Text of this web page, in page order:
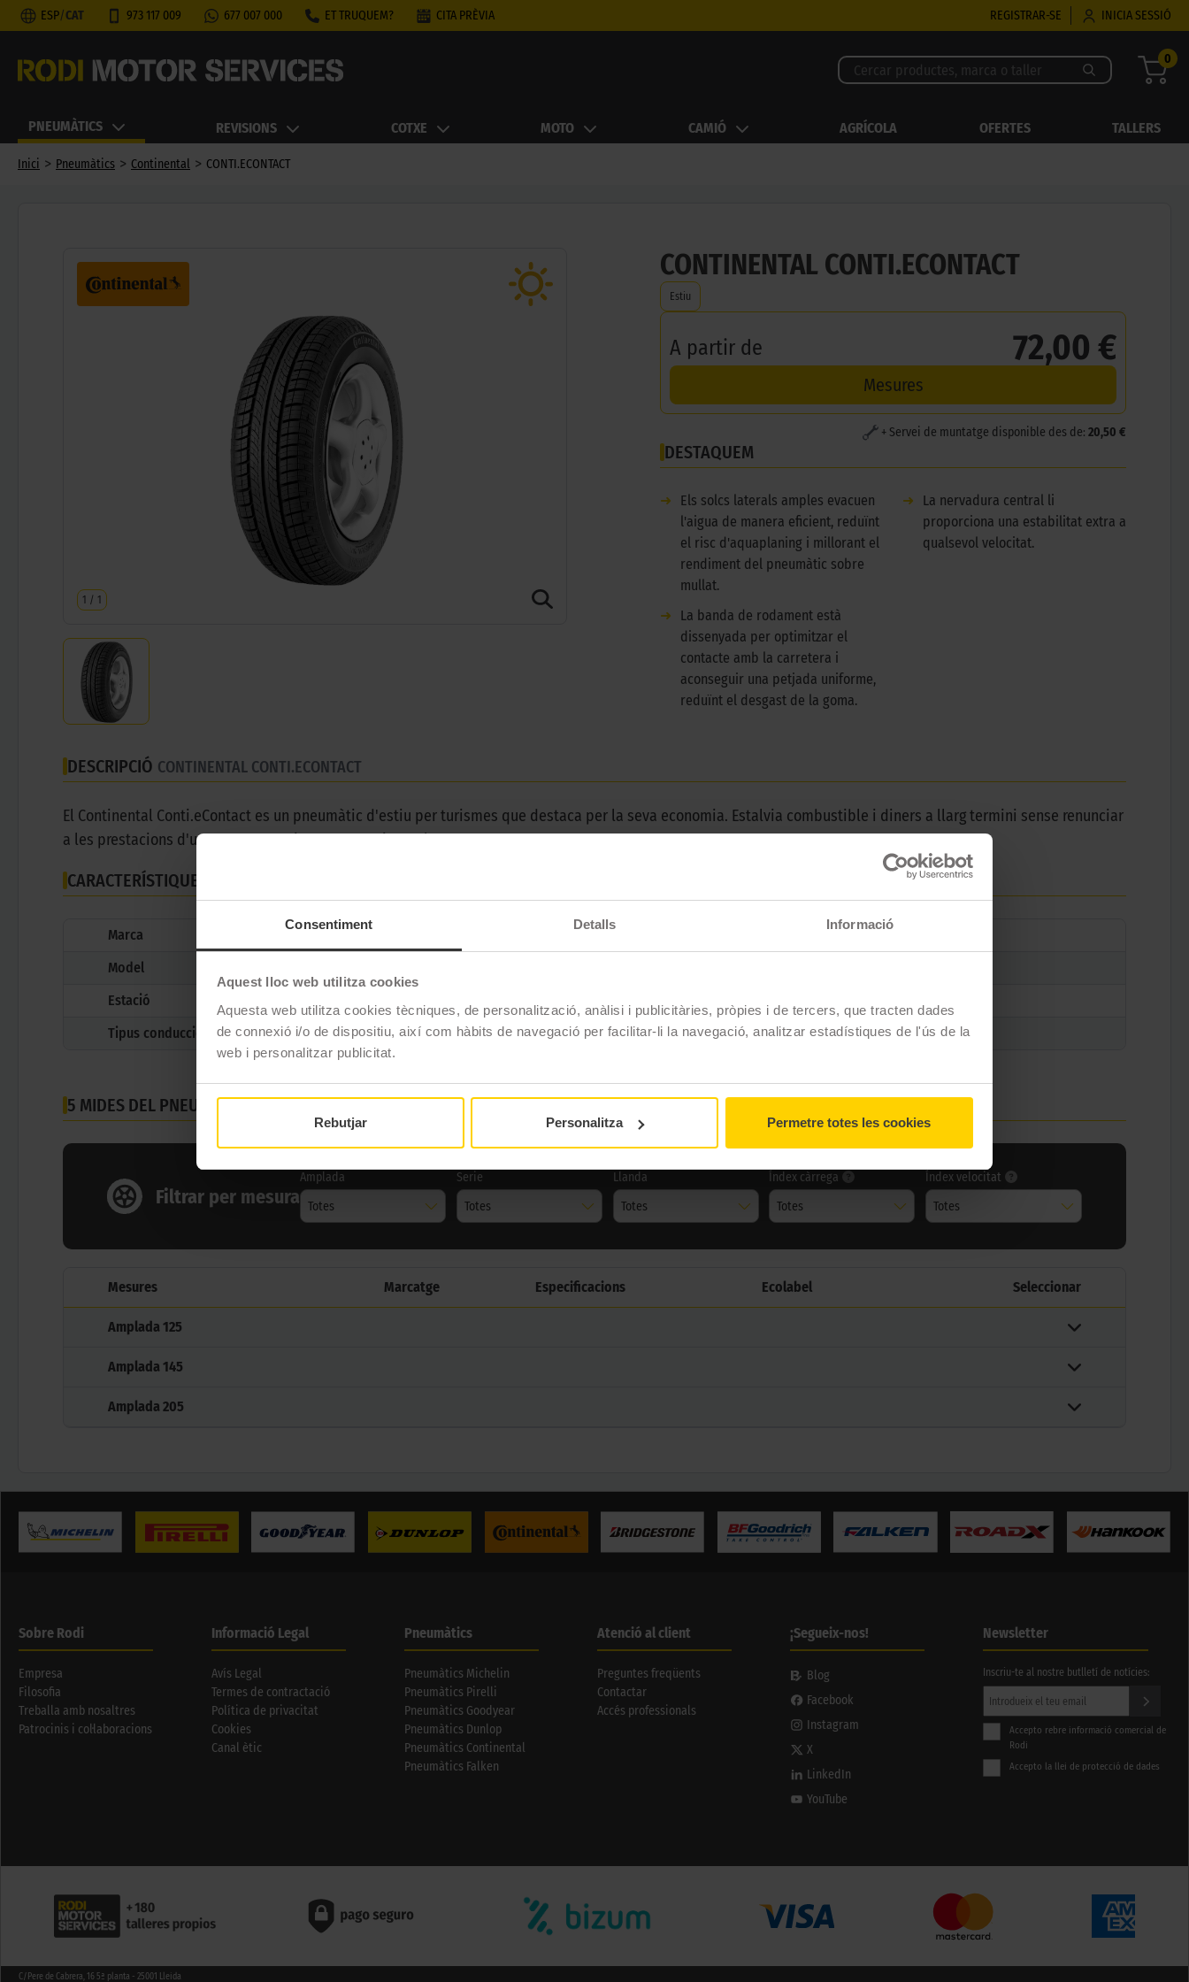
Consentiment Detalls Informació
Aquest lloc web utilitza cookies
Aquesta web utilitza cookies tècniques, de personalització, anàlisi i publicitàries, pròpies i de tercers, que tracten dades
de connexió i/o de dispositiu, així com hàbits de navegació per facilitar-li la navegació, analitzar estadístiques de l'ús de la
web i personalitzar publicitat.
Rebutjar Personalitza Permetre totes les cookies
ESP/CAT 973 117 009 677 007 000 ET TRUQUEM? CITA PRÈVIA REGISTRAR-SE INICIA SESSIÓ
0
PNEUMÀTICS REVISIONS COTXE MOTO CAMIÓ AGRÍCOLA OFERTES TALLERS
Inici > Pneumàtics > Continental > CONTI.ECONTACT
1 / 1
CONTINENTAL CONTI.ECONTACT
Estiu
A partir de 72,00 €
Mesures
+ Servei de muntatge disponible des de: 20,50 €
DESTAQUEM
➜
Els solcs laterals amples evacuen
l'aigua de manera eficient, reduïnt
el risc d'aquaplaning i millorant el
rendiment del pneumàtic sobre
mullat.
➜
La nervadura central li
proporciona una estabilitat extra a
qualsevol velocitat.
➜
La banda de rodament està
dissenyada per optimitzar el
contacte amb la carretera i
aconseguir una petjada uniforme,
reduïnt el desgast de la goma.
DESCRIPCIÓ CONTINENTAL CONTI.ECONTACT
El Continental Conti.eContact es un pneumàtic d'estiu per turismes que destaca per la seva economia. Estalvia combustible i diners a llarg termini sense renunciar
a les prestacions d'una marca premium com Continental.
CARACTERÍSTIQUES TÈCNIQUES
Marca
Continental
Model
Estació
Tipus conducció
5 MIDES DEL PNEUMÀTIC
Filtrar per mesura
Amplada
Totes
Serie
Totes
Llanda
Totes
Índex càrrega
Totes
Índex velocitat
Totes
Mesures Marcatge Especificacions Ecolabel Seleccionar
Amplada 125
Amplada 145
Amplada 205
Sobre Rodi
Empresa
Filosofia
Treballa amb nosaltres
Patrocinis i col·laboracions
Informació Legal
Avís Legal
Termes de contractació
Política de privacitat
Cookies
Canal ètic
Pneumàtics
Pneumàtics Michelin
Pneumàtics Pirelli
Pneumàtics Goodyear
Pneumàtics Dunlop
Pneumàtics Continental
Pneumàtics Falken
Atenció al client
Preguntes freqüents
Contactar
Accés professionals
¡Segueix-nos!
Blog
Facebook
Instagram
X
LinkedIn
YouTube
Newsletter
Inscriu-te al nostre butlletí de notícies:
Accepto rebre informació comercial de
Rodi
Accepto la llei de protecció de dades
C/Pere de Cabrera, 16 5ª planta - 25001 Lleida